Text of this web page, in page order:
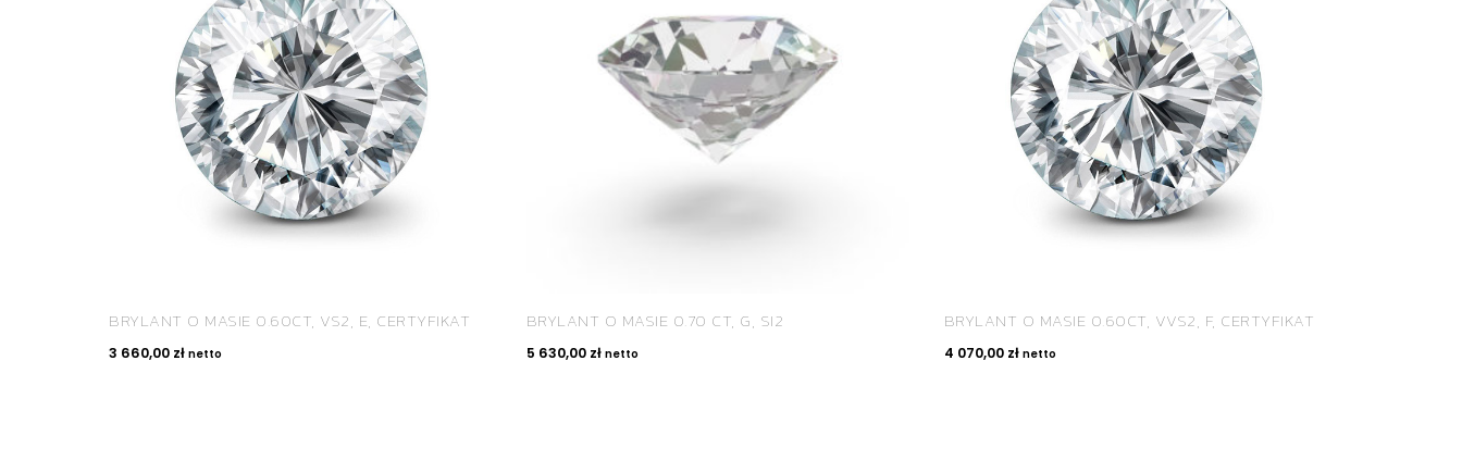
BRYLANT O MASIE 0.60CT, VS2, E, CERTYFIKAT
3 660,00 zł netto
BRYLANT O MASIE 0.70 CT, G, SI2
5 630,00 zł netto
BRYLANT O MASIE 0.60CT, VVS2, F, CERTYFIKAT
4 070,00 zł netto